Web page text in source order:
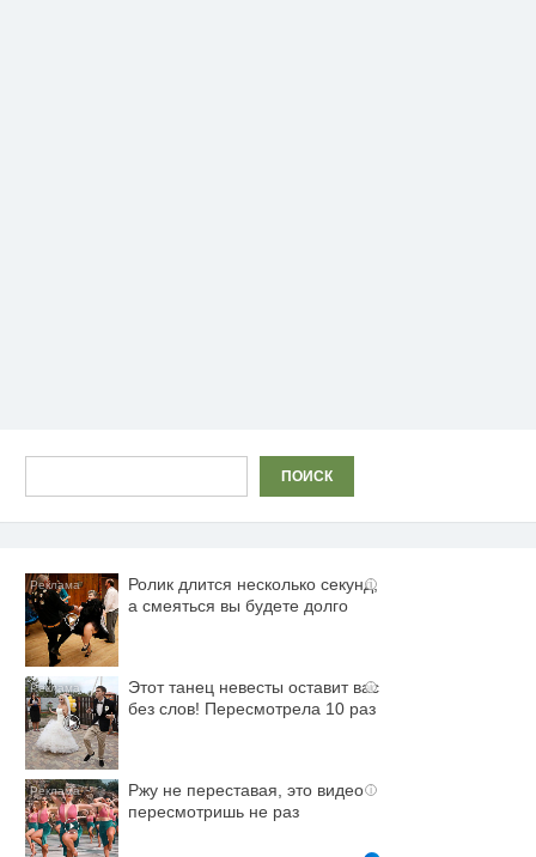
ПОИСК
i
Ролик длится несколько секунд,
а смеяться вы будете долго
i
Этот танец невесты оставит вас
без слов! Пересмотрела 10 раз
i
Ржу не переставая, это видео
пересмотришь не раз